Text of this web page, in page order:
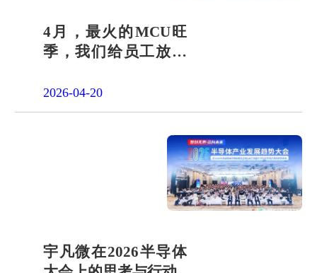
4月，最火的MCU旺
季，我们给员工放了
2026-04-20
宇凡微在2026半导体